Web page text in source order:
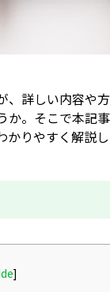
、詳しい内容や
か。そこで本記
かりやすく解説
]